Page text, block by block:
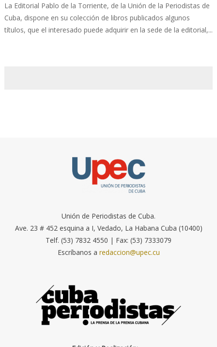
La Editorial Pablo de la Torriente, de la Unión de la Periodistas de
Cuba, dispone en su colección de libros publicados algunos
títulos, que el interesado puede adquirir en la sede de la editorial,...
Unión de Periodistas de Cuba.
Ave. 23 # 452 esquina a I, Vedado, La Habana Cuba (10400)
Telf. (53) 7832 4550 | Fax: (53) 7333079
Escríbanos a redaccion@upec.cu